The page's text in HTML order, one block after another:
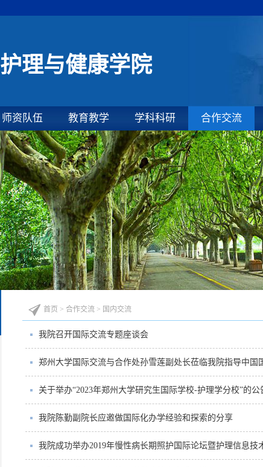
护理与健康学院
师资队伍 教育教学 学科科研 合作交流
首页 > 合作交流 > 国内交流
我院召开国际交流专题座谈会
郑州大学国际交流与合作处孙雪莲副处长莅临我院指导中国
关于举办“2023年郑州大学研究生国际学校-护理学分校”的公
我院陈勤副院长应邀做国际化办学经验和探索的分享
我院成功举办2019年慢性病长期照护国际论坛暨护理信息技